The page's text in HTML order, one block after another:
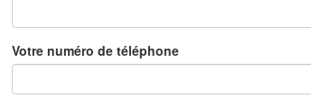
Votre numéro de téléphone